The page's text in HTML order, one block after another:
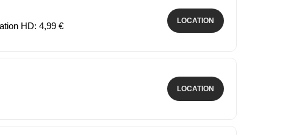
HD: 4,99 €
LOCATION
LOCATION